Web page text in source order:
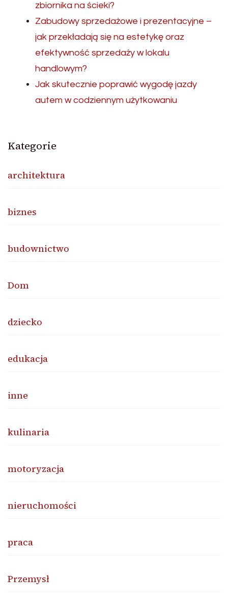
zbiornika na ścieki?
Zabudowy sprzedażowe i prezentacyjne –
jak przekładają się na estetykę oraz
efektywność sprzedaży w lokalu
handlowym?
Jak skutecznie poprawić wygodę jazdy
autem w codziennym użytkowaniu
Kategorie
architektura
biznes
budownictwo
Dom
dziecko
edukacja
inne
kulinaria
motoryzacja
nieruchomości
praca
Przemysł